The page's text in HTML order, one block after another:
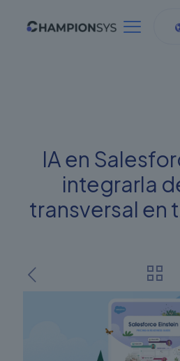
IA en
integrarla
transversal en